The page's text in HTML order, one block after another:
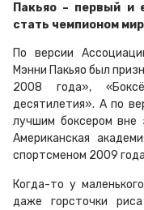
Пакьяо – первый и
стать чемпионом
По версии
Мэнни Пакьяо был
2008 года»,
десятилетия». А по
лучшим боксером вне
Американская
спортсменом 2009
Когда-то у
даже горсточки